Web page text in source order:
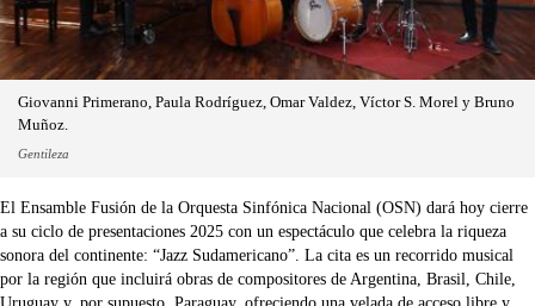
Giovanni Primerano, Paula Rodríguez, Omar Valdez, Víctor S. Morel y Bruno
Muñoz.
Gentileza
El Ensamble Fusión de la Orquesta Sinfónica Nacional (OSN) dará hoy cierre
a su ciclo de presentaciones 2025 con un espectáculo que celebra la riqueza
sonora del continente: “Jazz Sudamericano”. La cita es un recorrido musical
por la región que incluirá obras de compositores de Argentina, Brasil, Chile,